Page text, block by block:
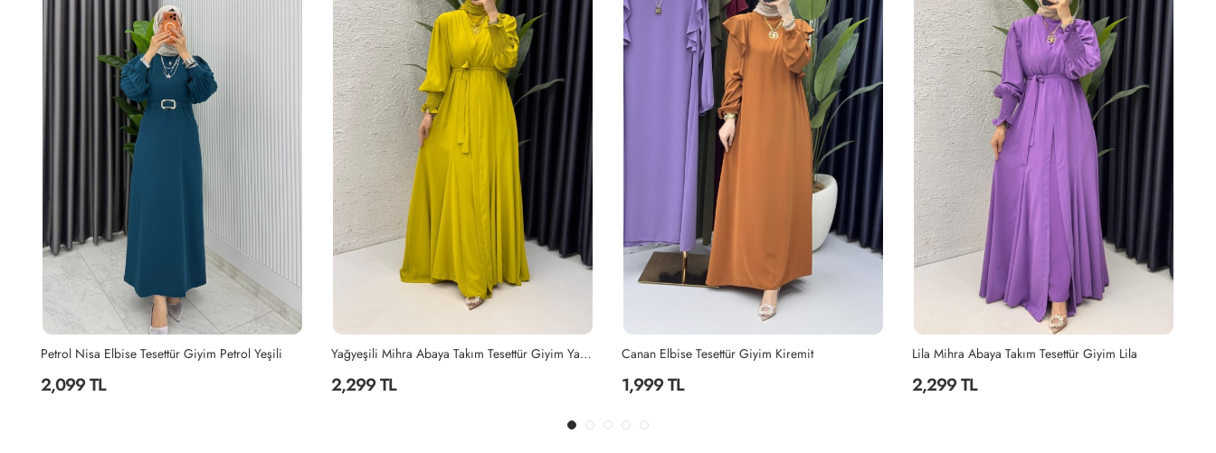
Petrol Nisa Elbise Tesettür Giyim Petrol Yeşili
2,099 TL
Yağyeşili Mihra Abaya Takım Tesettür Giyim Yağ Yeşili
2,299 TL
Canan Elbise Tesettür Giyim Kiremit
1,999 TL
Lila Mihra Abaya Takım Tesettür Giyim Lila
2,299 TL